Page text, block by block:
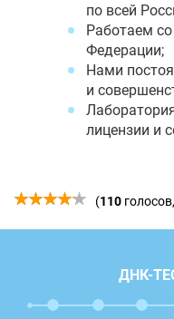
по всей
Работаем
Федерации;
Нами
и
лицензии и
(110
ДНК-